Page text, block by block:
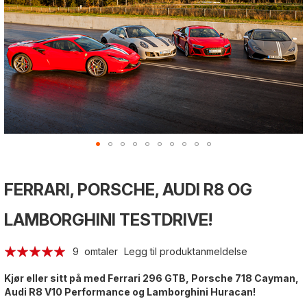
begynnelsen
bildegalleri
slutten
bildegalleri
begynnelsen
bildegalleri
FERRARI, PORSCHE, AUDI R8 OG
LAMBORGHINI TESTDRIVE!
Rating:
9 omtaler Legg til produktanmeldelse
Kjør eller sitt på med Ferrari 296 GTB, Porsche 718 Cayman,
Audi R8 V10 Performance og Lamborghini Huracan!